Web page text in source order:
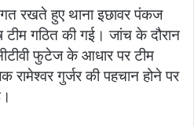
रखते हुए थाना इछावर पंकज
गठित की गई। जांच के दौरान
फुटेज के आधार पर टीम
रामेश्वर गुर्जर की पहचान होने पर